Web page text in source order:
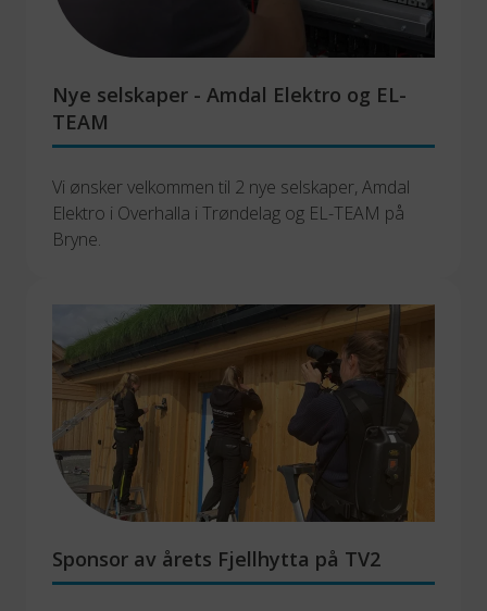
Nye selskaper - Amdal Elektro og EL-
TEAM
Vi ønsker velkommen til 2 nye selskaper, Amdal
Elektro i Overhalla i Trøndelag og EL-TEAM på
Bryne.
Sponsor av årets Fjellhytta på TV2